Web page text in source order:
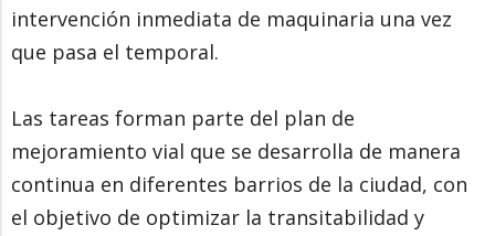
intervención inmediata de maquinaria una vez
que pasa el temporal.
Las tareas forman parte del plan de
mejoramiento vial que se desarrolla de manera
continua en diferentes barrios de la ciudad, con
el objetivo de optimizar la transitabilidad y